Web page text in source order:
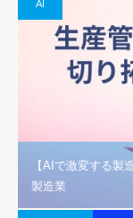
AI
【AIで激変する製
製造業